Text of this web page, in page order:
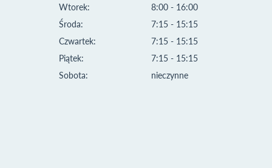
Wtorek:
Środa:
Czwartek:
Piątek:
Sobota:
8:00 - 16:00
7:15 - 15:15
7:15 - 15:15
7:15 - 15:15
nieczynne